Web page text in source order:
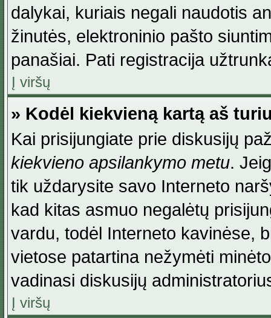
dalykai, kuriais negali naudotis
žinutės, elektroninio pašto
panašiai. Pati registracija
Į viršų
» Kodėl kiekvieną kartą aš
Kai prisijungiate prie diskusijų
kiekvieno apsilankymo metu.
tik uždarysite savo Interneto
kad kitas asmuo negalėtų
vardu, todėl Interneto kavinėse,
vietose patartina nežymėti
vadinasi diskusijų
Į viršų